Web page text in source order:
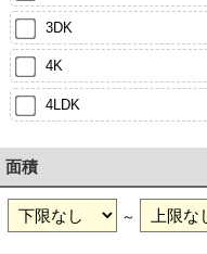
3DK
4K
4LDK
面積
～